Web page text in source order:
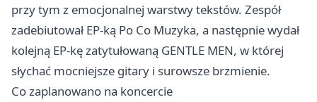
przy tym z emocjonalnej warstwy tekstów. Zespół
zadebiutował EP-ką Po Co Muzyka, a następnie wydał
kolejną EP-kę zatytułowaną GENTLE MEN, w której
słychać mocniejsze gitary i surowsze brzmienie.
Co zaplanowano na koncercie